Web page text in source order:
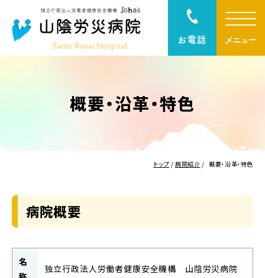
概要・沿革・特色
トップ / 病院紹介 / 概要・沿革・特色
病院概要
名
独立行政法人労働者健康安全機構 山陰労災病院